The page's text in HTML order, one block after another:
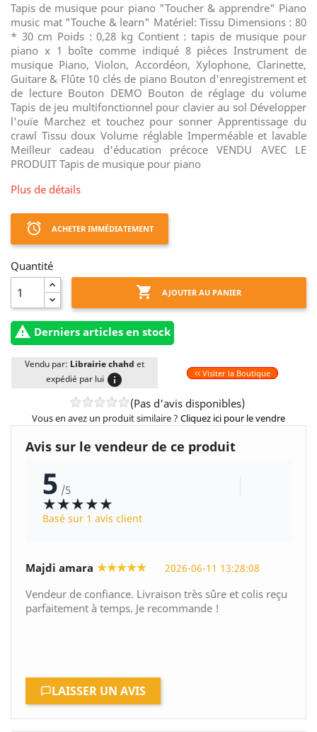
Tapis de musique pour piano "Toucher & apprendre" Piano
music mat "Touche & learn" Matériel: Tissu Dimensions : 80
* 30 cm Poids : 0,28 kg Contient : tapis de musique pour
piano x 1 boîte comme indiqué 8 pièces Instrument de
musique Piano, Violon, Accordéon, Xylophone, Clarinette,
Guitare & Flûte 10 clés de piano Bouton d'enregistrement et
de lecture Bouton DEMO Bouton de réglage du volume
Tapis de jeu multifonctionnel pour clavier au sol Développer
l'ouïe Marchez et touchez pour sonner Apprentissage du
crawl Tissu doux Volume réglable Imperméable et lavable
Meilleur cadeau d'éducation précoce VENDU AVEC LE
PRODUIT Tapis de musique pour piano
Plus de détails
access_alarm ACHETER IMMÉDIATEMENT
Quantité
 AJOUTER AU PANIER
 Derniers articles en stock
Vendu par: Librairie chahd et
expédié par lui info Visiter la Boutique
(Pas d'avis disponibles)
Vous en avez un produit similaire ? Cliquez ici pour le vendre
Avis sur le vendeur de ce produit
5 /5
★★★★★
Basé sur 1 avis client
Majdi amara ★★★★★ 2026-06-11 13:28:08
Vendeur de confiance. Livraison très sûre et colis reçu
parfaitement à temps. Je recommande !
LAISSER UN AVIS